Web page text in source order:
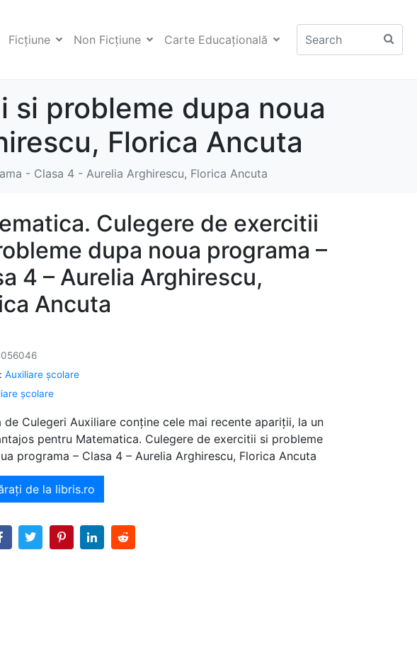
Ficţiune Non Ficţiune Carte Educaţională
si probleme dupa noua
Florica Ancuta
- Clasa 4 - Aurelia Arghirescu, Florica Ancuta
Culegere de exercitii
dupa noua programa –
4 – Aurelia Arghirescu,
Ancuta
Auxiliare şcolare
şcolare
de Culegeri Auxiliare conține cele mai recente apariții, la un
pentru Matematica. Culegere de exercitii si probleme
programa – Clasa 4 – Aurelia Arghirescu, Florica Ancuta
de la libris.ro